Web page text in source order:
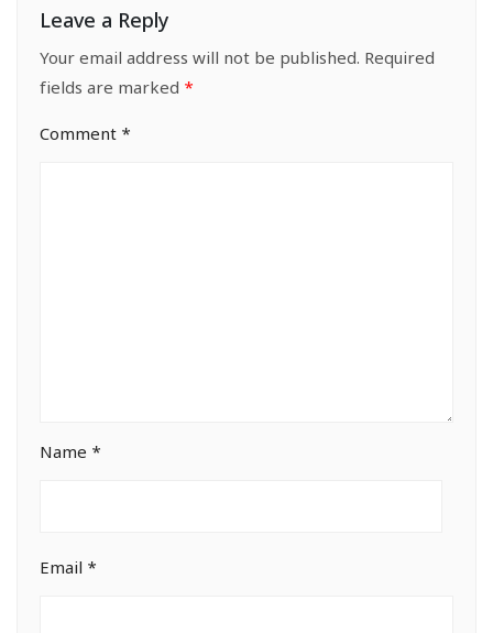
Leave a Reply
Your email address will not be published. Required
fields are marked *
Comment *
Name *
Email *